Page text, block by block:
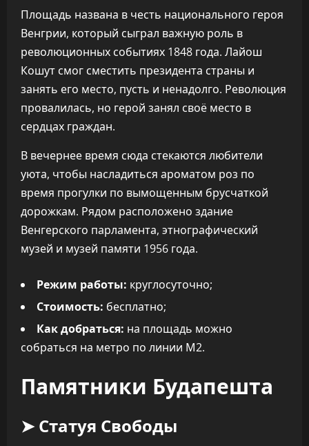
Площадь названа в честь национального героя
Венгрии, который сыграл важную роль в
революционных событиях 1848 года. Лайош
Кошут смог сместить президента страны и
занять его место, пусть и ненадолго. Революция
провалилась, но герой занял своё место в
сердцах граждан.
В вечернее время сюда стекаются любители
уюта, чтобы насладиться ароматом роз по
время прогулки по вымощенным брусчаткой
дорожкам. Рядом расположено здание
Венгерского парламента, этнографический
музей и музей памяти 1956 года.
Режим работы: круглосуточно;
Стоимость: бесплатно;
Как добраться: на площадь можно
собраться на метро по линии М2.
Памятники Будапешта
➤ Статуя Свободы